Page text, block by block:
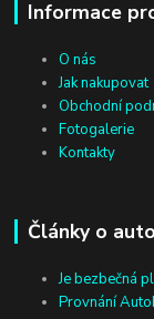
Informace
O nás
Jak nakupovat
Obchodní
Fotogalerie
Kontakty
Články o
Je bezbečná
Provnání